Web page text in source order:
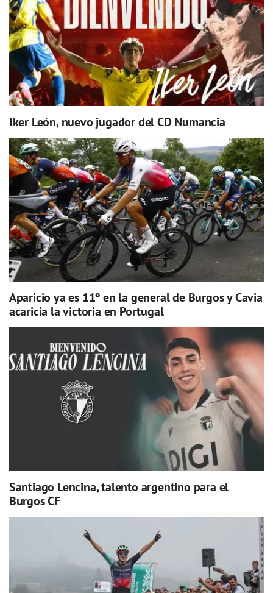
Iker León, nuevo jugador del CD Numancia
Aparicio ya es 11º en la general de Burgos y Cavia
acaricia la victoria en Portugal
Santiago Lencina, talento argentino para el
Burgos CF